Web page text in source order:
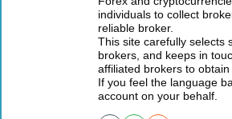
individuals to collect
reliable broker.
This site carefully selects
brokers, and keeps in
affiliated brokers to
If you feel the language
account on your behalf.